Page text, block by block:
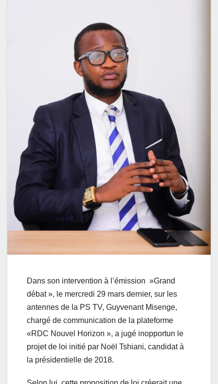
Dans son intervention à l’émission »Grand
débat », le mercredi 29 mars dernier, sur les
antennes de la PS TV, Guyvenant Misenge,
chargé de communication de la plateforme
«RDC Nouvel Horizon », a jugé inopportun le
projet de loi initié par Noël Tshiani, candidat à
la présidentielle de 2018.